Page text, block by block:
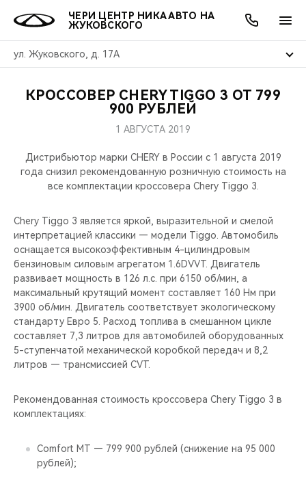
ЧЕРИ ЦЕНТР НИКА АВТО НА
ЖУКОВСКОГО
ул. Жуковского, д. 17А
МОДЕЛИ
КРОССОВЕРЫ
СЕДАНЫ
НОВИНКИ
ПОКУПАТЕЛЯМ
КРЕДИТ И СТРАХОВАНИЕ
ВЛАДЕЛЬЦАМ
ЗАПЧАСТИ И АКСЕССУАРЫ
CHERY CONNECT
МИР CHERY
О БРЕНДЕ
ЛЮДИ CHERY
БЛАГОТВОРИТЕЛЬНОСТЬ
CHERY REMOTE
CHERY И СПОРТ
ВИДЕООБЗОРЫ
CHERY ДЛЯ ДЕТЕЙ
АКЦИИ
ОНЛАЙН СЕРВИСЫ
КРЕДИТ
О КОМПАНИИ
МЫ В СОЦСЕТЯХ
КРОССОВЕР CHERY TIGGO 3 ОТ 799
900 РУБЛЕЙ
1 АВГУСТА 2019
Дистрибьютор марки CHERY в России c 1 августа 2019
года снизил рекомендованную розничную стоимость на
все комплектации кроссовера Chery Tiggo 3.
Chery Tiggo 3 является яркой, выразительной и смелой
интерпретацией классики — модели Tiggo. Автомобиль
оснащается высокоэффективным 4-цилиндровым
бензиновым силовым агрегатом 1.6DVVT. Двигатель
развивает мощность в 126 л.с. при 6150 об/мин, а
максимальный крутящий момент составляет 160 Нм при
3900 об/мин. Двигатель соответствует экологическому
стандарту Евро 5. Расход топлива в смешанном цикле
составляет 7,3 литров для автомобилей оборудованных
5-ступенчатой механической коробкой передач и 8,2
литров — трансмиссией CVT.
Рекомендованная стоимость кроссовера Chery Tiggo 3 в
комплектациях:
Comfort MT — 799 900 рублей (снижение на 95 000
рублей);